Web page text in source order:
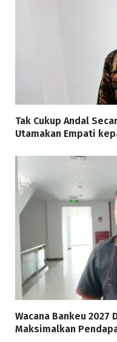
Tak Cukup Andal
Utamakan Empati
Wacana Bankeu 2027
Maksimalkan